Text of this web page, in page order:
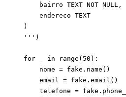
        bairro TEXT NOT NULL,
        endereco TEXT
    )
    ''')
    for _ in range(50):
        nome = fake.name()
        email = fake.email()
telefone =